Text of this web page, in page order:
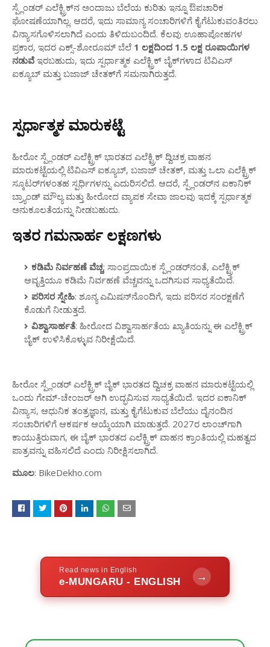
ಸ್ಪ್ಲೆಂಡರ್ ಎಲೆಕ್ಟ್ರಿಕ್‌ನ ಅಂದಾಜು ಬೆಲೆಯ ಕುರಿತು ಇನ್ನೂ ಔಪಚಾರಿಕ
ಘೋಷಣೆಯಾಗಿಲ್ಲ. ಆದರೆ, ಇದು ಸಾಮಾನ್ಯ ಸಂಚಾರಿಗಳಿಗೆ ಕೈಗೆಟುಕುವಂತಿರಲು
ವಿನ್ಯಾಸಗೊಳಿಸಲಾಗಿದೆ ಎಂದು ತಿಳಿದುಬಂದಿದೆ. ಕೆಲವು ಊಹಾಪೋಹಗಳ
ಪ್ರಕಾರ, ಇದರ ಎಕ್ಸ್-ಶೋರೂಮ್ ಬೆಲೆ 1 ಲಕ್ಷದಿಂದ 1.5 ಲಕ್ಷ ರೂಪಾಯಿಗಳ
ನಡುವೆ ಇರಬಹುದು, ಇದು ಸ್ಪರ್ಧಾತ್ಮಕ ಎಲೆಕ್ಟ್ರಿಕ್ ಬೈಕ್‌ಗಳಾದ ಟಿವಿಎಸ್
ಐಕ್ಯೂಬ್ ಮತ್ತು ಬಜಾಜ್ ಚೇತಕ್‌ಗೆ ಸಮನಾಗಿರುತ್ತದೆ.
ಸ್ಪರ್ಧಾತ್ಮಕ ಮಾರುಕಟ್ಟೆ
ಹೀರೋ ಸ್ಪ್ಲೆಂಡರ್ ಎಲೆಕ್ಟ್ರಿಕ್ ಭಾರತದ ಎಲೆಕ್ಟ್ರಿಕ್ ದ್ವಿಚಕ್ರ ವಾಹನ
ಮಾರುಕಟ್ಟೆಯಲ್ಲಿ ಟಿವಿಎಸ್ ಐಕ್ಯೂಬ್, ಬಜಾಜ್ ಚೇತಕ್, ಮತ್ತು ಒಲಾ ಎಲೆಕ್ಟ್ರಿಕ್
ಸ್ಕೂಟರ್‌ಗಳಂತಹ ಸ್ಪರ್ಧಿಗಳನ್ನು ಎದುರಿಸಲಿದೆ. ಆದರೆ, ಸ್ಪ್ಲೆಂಡರ್‌ನ ಐಕಾನಿಕ್
ಬ್ರ್ಯಾಂಡ್ ಮೌಲ್ಯ ಮತ್ತು ಹೀರೋದ ವ್ಯಾಪಕ ಸೇವಾ ಜಾಲವು ಇದಕ್ಕೆ ಸ್ಪರ್ಧಾತ್ಮಕ
ಅನುಕೂಲತೆಯನ್ನು ನೀಡಬಹುದು.
ಇತರ ಗಮನಾರ್ಹ ಲಕ್ಷಣಗಳು
ಕಡಿಮೆ ನಿರ್ವಹಣೆ ವೆಚ್ಚ: ಸಾಂಪ್ರದಾಯಿಕ ಸ್ಪ್ಲೆಂಡರ್‌ನಂತೆ, ಎಲೆಕ್ಟ್ರಿಕ್
ಆವೃತ್ತಿಯೂ ಕಡಿಮೆ ನಿರ್ವಹಣೆ ವೆಚ್ಚವನ್ನು ಒದಗಿಸುವ ಸಾಧ್ಯತೆಯಿದೆ.
ಪರಿಸರ ಸ್ನೇಹಿ: ಶೂನ್ಯ ಎಮಿಷನ್‌ನೊಂದಿಗೆ, ಇದು ಪರಿಸರ ಸಂರಕ್ಷಣೆಗೆ
ಕೊಡುಗೆ ನೀಡುತ್ತದೆ.
ವಿಶ್ವಾಸಾರ್ಹತೆ: ಹೀರೋದ ವಿಶ್ವಾಸಾರ್ಹತೆಯ ಖ್ಯಾತಿಯನ್ನು ಈ ಎಲೆಕ್ಟ್ರಿಕ್
ಬೈಕ್ ಉಳಿಸಿಕೊಳ್ಳುವ ನಿರೀಕ್ಷೆಯಿದೆ.
ಹೀರೋ ಸ್ಪ್ಲೆಂಡರ್ ಎಲೆಕ್ಟ್ರಿಕ್ ಬೈಕ್ ಭಾರತದ ದ್ವಿಚಕ್ರ ವಾಹನ ಮಾರುಕಟ್ಟೆಯಲ್ಲಿ
ಒಂದು ಗೇಮ್-ಚೇಂಜರ್ ಆಗಿ ಉದ್ಭವಿಸುವ ಸಾಧ್ಯತೆಯಿದೆ. ಇದರ ಐಕಾನಿಕ್
ವಿನ್ಯಾಸ, ಆಧುನಿಕ ತಂತ್ರಜ್ಞಾನ, ಮತ್ತು ಕೈಗೆಟುಕುವ ಬೆಲೆಯು ದೈನಂದಿನ
ಸಂಚಾರಿಗಳಿಗೆ ಆಕರ್ಷಕ ಆಯ್ಕೆಯಾಗಿ ಮಾಡುತ್ತದೆ. 2027ರ ಲಾಂಚ್‌ಗಾಗಿ
ಕಾಯುತ್ತಿರುವಾಗ, ಈ ಬೈಕ್ ಭಾರತದ ಎಲೆಕ್ಟ್ರಿಕ್ ವಾಹನ ಕ್ರಾಂತಿಯಲ್ಲಿ ಮಹತ್ವದ
ಪಾತ್ರವನ್ನು ವಹಿಸಲಿದೆ ಎಂದು ನಿರೀಕ್ಷಿಸಲಾಗಿದೆ.
ಮೂಲ: BikeDekho.com
Read news in English
e-MUNGARU - ENGLISH →